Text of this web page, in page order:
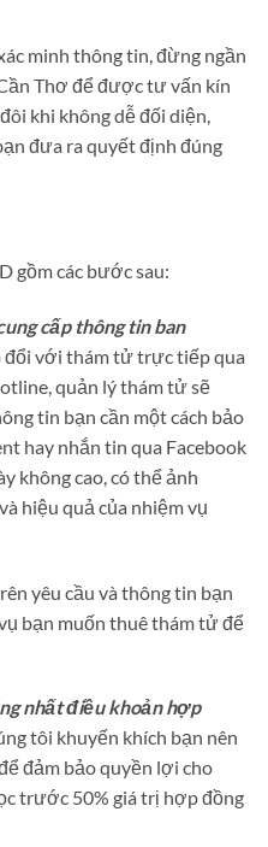
minh thông tin, đừng ngần
Thơ để được tư vấn kín
khi không dễ đối diện,
đưa ra quyết định đúng
gồm các bước sau:
cấp thông tin ban
đổi với thám tử trực tiếp qua
quản lý thám tử sẽ
tin bạn cần một cách bảo
hay nhắn tin qua Facebook
không cao, có thể ảnh
hiệu quả của nhiệm vụ
yêu cầu và thông tin bạn
bạn muốn thuê thám tử để
nhất điều khoản hợp
tôi khuyến khích bạn nên
đảm bảo quyền lợi cho
trước 50% giá trị hợp đồng